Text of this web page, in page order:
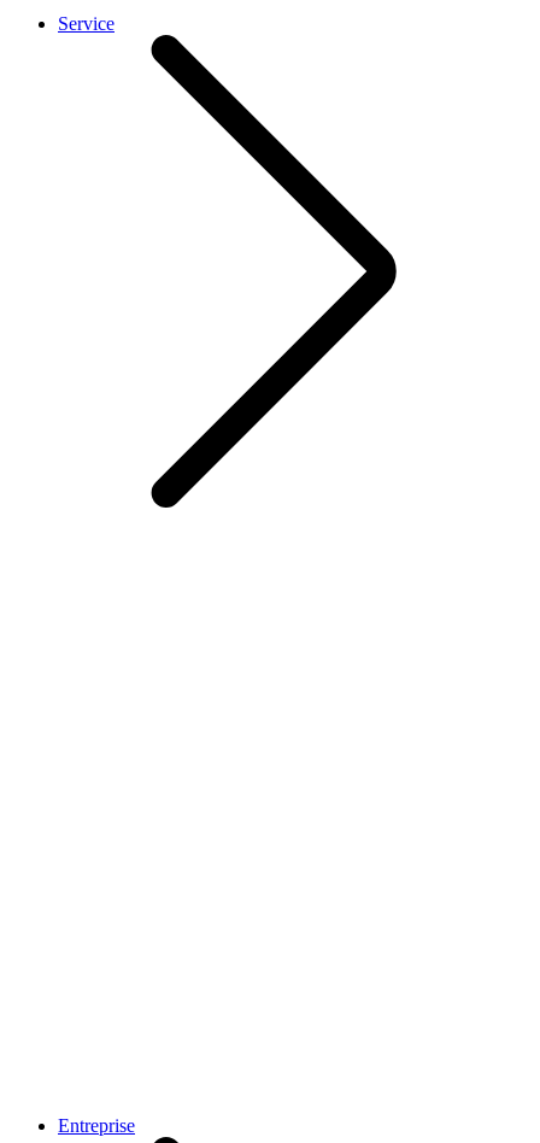
Service
Entreprise